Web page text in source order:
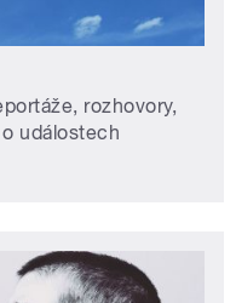
rozhovory,
událostech